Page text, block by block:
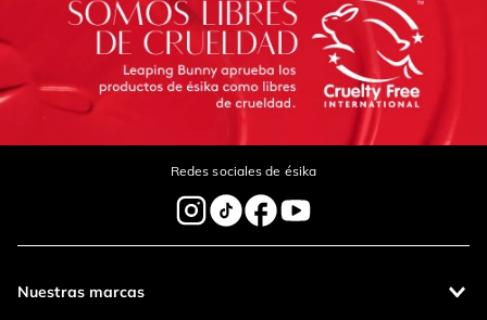
Redes sociales de ésika
Nuestras marcas